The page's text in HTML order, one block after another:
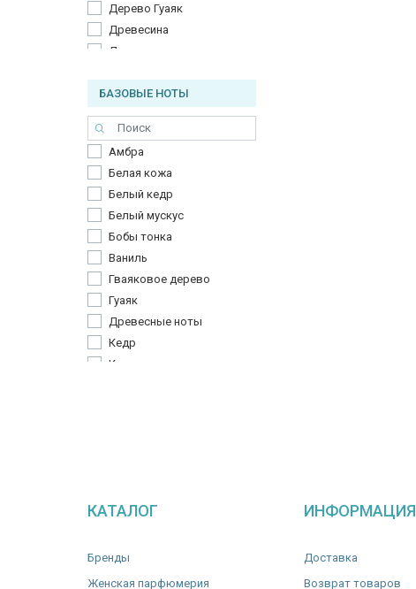
Чернослив
Дерево Гуаяк
Древесина
Древесные ноты
Жасмин
Желтофиоль
Зеленый чай
Иглы сосны
Инжир
Кардамон
Кипарис
Кожа
Ландыш
Лантана
Лимон
Лист инжира
Магнолия
Цветок апельсина
Шалфей
БАЗОВЫЕ НОТЫ
Амбра
Белая кожа
Белый кедр
Белый мускус
Бобы тонка
Ваниль
Гваяковое дерево
Гуаяк
Древесные ноты
Кедр
Кожа
КАТАЛОГ
Бренды
Женская парфюмерия
ИНФОРМАЦИЯ
Доставка
Возврат товаров